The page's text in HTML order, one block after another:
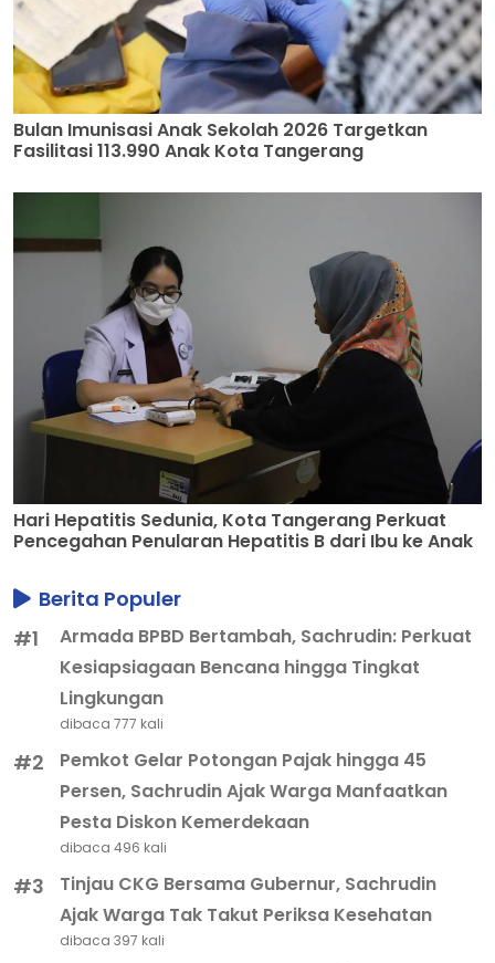
Bulan Imunisasi Anak Sekolah 2026 Targetkan
Fasilitasi 113.990 Anak Kota Tangerang
Hari Hepatitis Sedunia, Kota Tangerang Perkuat
Pencegahan Penularan Hepatitis B dari Ibu ke Anak
Berita Populer
#1
Armada BPBD Bertambah, Sachrudin: Perkuat
Kesiapsiagaan Bencana hingga Tingkat
Lingkungan
dibaca 777 kali
#2
Pemkot Gelar Potongan Pajak hingga 45
Persen, Sachrudin Ajak Warga Manfaatkan
Pesta Diskon Kemerdekaan
dibaca 496 kali
#3
Tinjau CKG Bersama Gubernur, Sachrudin
Ajak Warga Tak Takut Periksa Kesehatan
dibaca 397 kali